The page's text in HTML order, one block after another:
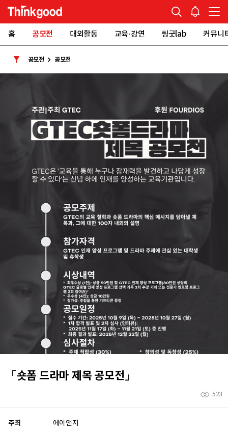
홈 공모전 대외활동 교육·강연 씽굿lab 커뮤니
공모전 공모전
「숏폼 드라마 제목 공모전」
523
주최 에이앤지